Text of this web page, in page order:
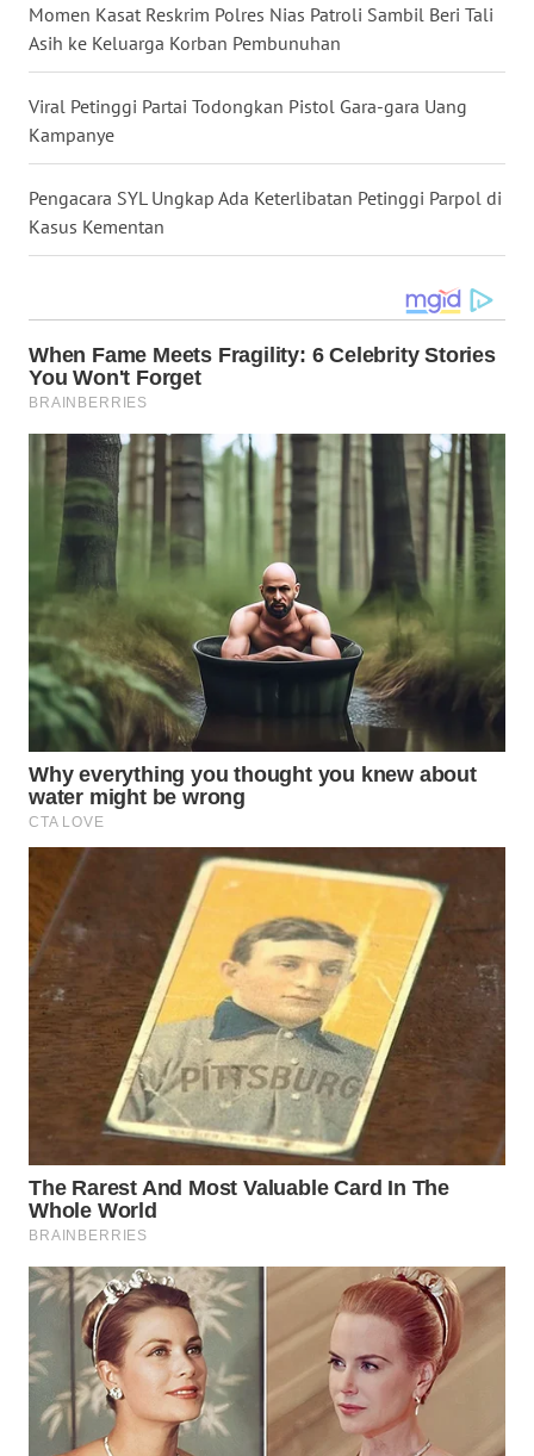
Momen Kasat Reskrim Polres Nias Patroli Sambil Beri Tali
Asih ke Keluarga Korban Pembunuhan
Viral Petinggi Partai Todongkan Pistol Gara-gara Uang
Kampanye
Pengacara SYL Ungkap Ada Keterlibatan Petinggi Parpol di
Kasus Kementan
WN
WN
TAPANULI
WN
TANJUNG
LESUNG
WN
KARO
WN
SIMALUNGUN
WN
LABUHANBATU
WN
TAPANULI
TENGAH
SERDANG
WN
TEBING
WN
PAKPAK
WN
WN
BEKASI
WN
BOGOR
WN
DEPOK